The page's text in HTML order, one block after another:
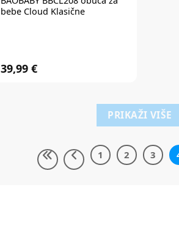
bebe Cloud Klasične
39,99 €
PRIKAŽI VIŠE
1 2 3